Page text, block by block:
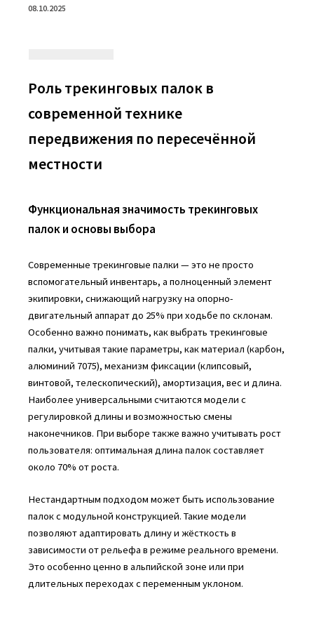
08.10.2025
Роль трекинговых палок в
современной технике
передвижения по пересечённой
местности
Функциональная значимость трекинговых
палок и основы выбора
Современные трекинговые палки — это не просто
вспомогательный инвентарь, а полноценный элемент
экипировки, снижающий нагрузку на опорно-
двигательный аппарат до 25% при ходьбе по склонам.
Особенно важно понимать, как выбрать трекинговые
палки, учитывая такие параметры, как материал (карбон,
алюминий 7075), механизм фиксации (клипсовый,
винтовой, телескопический), амортизация, вес и длина.
Наиболее универсальными считаются модели с
регулировкой длины и возможностью смены
наконечников. При выборе также важно учитывать рост
пользователя: оптимальная длина палок составляет
около 70% от роста.
Нестандартным подходом может быть использование
палок с модульной конструкцией. Такие модели
позволяют адаптировать длину и жёсткость в
зависимости от рельефа в режиме реального времени.
Это особенно ценно в альпийской зоне или при
длительных переходах с переменным уклоном.